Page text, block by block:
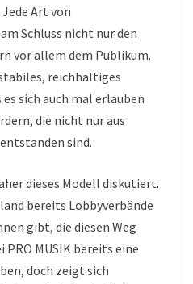
Art von
Schluss nicht nur den
vor allem dem Publikum.
reichhaltiges
sich auch mal erlauben
die nicht nur aus
sind.
dieses Modell diskutiert.
bereits Lobbyverbände
gibt, die diesen Weg
PRO MUSIK bereits eine
doch zeigt sich